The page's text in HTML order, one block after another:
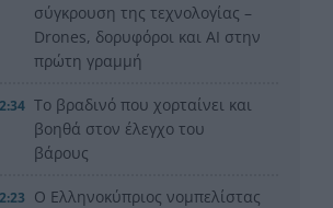
σύγκρουση της τεχνολογίας –
Drones, δορυφόροι και AI στην
πρώτη γραμμή
Το βραδινό που χορταίνει και
βοηθά στον έλεγχο του
βάρους
Ο Ελληνοκύπριος νομπελίστας